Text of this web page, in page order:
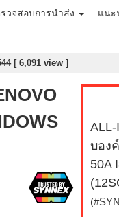
วจสอบการนำส่ง แนะ
[ 6,091 view ]
บอง
50A